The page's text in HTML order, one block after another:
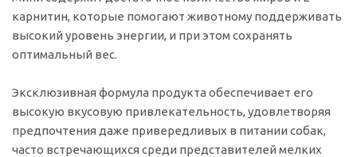
карнитин, которые помогают животному поддерживать
высокий уровень энергии, и при этом сохранять
оптимальный вес.
Эксклюзивная формула продукта обеспечивает его
высокую вкусовую привлекательность, удовлетворяя
предпочтения даже привередливых в питании собак,
часто встречающихся среди представителей мелких